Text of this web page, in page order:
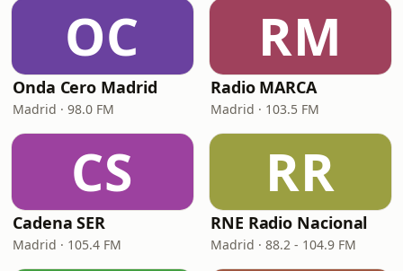
OC
Onda Cero Madrid
Madrid · 98.0 FM
RM
Radio MARCA
Madrid · 103.5 FM
CS
Cadena SER
Madrid · 105.4 FM
RR
RNE Radio Nacional
Madrid · 88.2 - 104.9 FM